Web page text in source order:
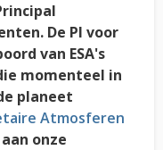
De PI voor
van ESA's
momenteel in
planeet
Atmosferen
onze